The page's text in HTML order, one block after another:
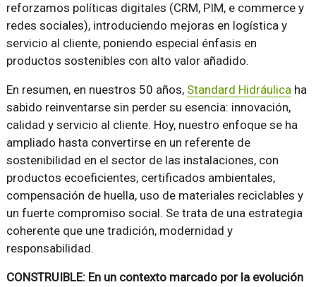
reforzamos políticas digitales (CRM, PIM, e commerce y
redes sociales), introduciendo mejoras en logística y
servicio al cliente, poniendo especial énfasis en
productos sostenibles con alto valor añadido.
En resumen, en nuestros 50 años, Standard Hidráulicaha
sabido reinventarse sin perder su esencia: innovación,
calidad y servicio al cliente. Hoy, nuestro enfoque se ha
ampliado hasta convertirse en un referente de
sostenibilidad en el sector de las instalaciones, con
productos ecoeficientes, certificados ambientales,
compensación de huella, uso de materiales reciclables y
un fuerte compromiso social. Se trata de una estrategia
coherente que une tradición, modernidad y
responsabilidad.
CONSTRUIBLE: En un contexto marcado por la evolución